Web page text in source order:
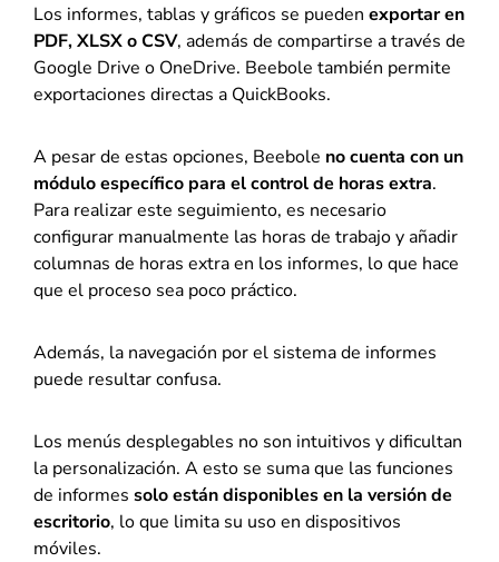
Los informes, tablas y gráficos se pueden exportar en
PDF, XLSX o CSV, además de compartirse a través de
Google Drive o OneDrive. Beebole también permite
exportaciones directas a QuickBooks.
A pesar de estas opciones, Beebole no cuenta con un
módulo específico para el control de horas extra.
Para realizar este seguimiento, es necesario
configurar manualmente las horas de trabajo y añadir
columnas de horas extra en los informes, lo que hace
que el proceso sea poco práctico.
Además, la navegación por el sistema de informes
puede resultar confusa.
Los menús desplegables no son intuitivos y dificultan
la personalización. A esto se suma que las funciones
de informes solo están disponibles en la versión de
escritorio, lo que limita su uso en dispositivos
móviles.